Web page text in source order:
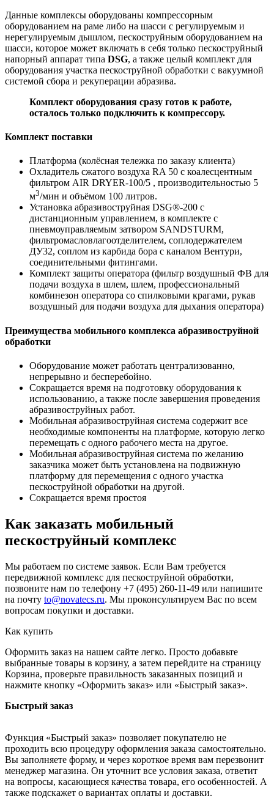
Данные комплексы оборудованы компрессорным
оборудованием на раме либо на шасси с регулируемым и
нерегулируемым дышлом, пескоструйным оборудованием на
шасси, которое может включать в себя только пескоструйный
напорный аппарат типа DSG, а также целый комплект для
оборудования участка пескоструйной обработки с вакуумной
системой сбора и рекуперации абразива.
Комплект оборудования сразу готов к работе,
осталось только подключить к компрессору.
Комплект поставки
Платформа (колёсная тележка по заказу клиента)
Охладитель сжатого воздуха RA 50 с коалесцентным
фильтром AIR DRYER-100/5 , производительностью 5
м3/мин и объёмом 100 литров.
Установка абразивоструйная DSG®-200 c
дистанционным управлением, в комплекте с
пневмоуправляемым затвором SANDSTURM,
фильтромасловлагоотделителем, соплодержателем
ДУ32, соплом из карбида бора с каналом Вентури,
соединительными фитингами.
Комплект защиты оператора (фильтр воздушный ФВ для
подачи воздуха в шлем, шлем, профессиональный
комбинезон оператора со спилковыми крагами, рукав
воздушный для подачи воздуха для дыхания оператора)
Преимущества мобильного комплекса абразивоструйной
обработки
Оборудование может работать централизованно,
непрерывно и бесперебойно.
Сокращается время на подготовку оборудования к
использованию, а также после завершения проведения
абразивоструйных работ.
Мобильная абразивоструйная система содержит все
необходимые компоненты на платформе, которую легко
перемещать с одного рабочего места на другое.
Мобильная абразивоструйная система по желанию
заказчика может быть установлена на подвижную
платформу для перемещения с одного участка
пескоструйной обработки на другой.
Сокращается время простоя
Как заказать мобильный
пескоструйный комплекс
Мы работаем по системе заявок. Если Вам требуется
передвижной комплекс для пескоструйной обработки,
позвоните нам по телефону +7 (495) 260-11-49 или напишите
на почту to@novatecs.ru. Мы проконсультируем Вас по всем
вопросам покупки и доставки.
Как купить
Оформить заказ на нашем сайте легко. Просто добавьте
выбранные товары в корзину, а затем перейдите на страницу
Корзина, проверьте правильность заказанных позиций и
нажмите кнопку «Оформить заказ» или «Быстрый заказ».
Быстрый заказ
Функция «Быстрый заказ» позволяет покупателю не
проходить всю процедуру оформления заказа самостоятельно.
Вы заполняете форму, и через короткое время вам перезвонит
менеджер магазина. Он уточнит все условия заказа, ответит
на вопросы, касающиеся качества товара, его особенностей. А
также подскажет о вариантах оплаты и доставки.